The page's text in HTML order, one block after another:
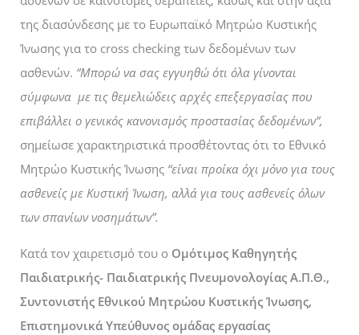
της διασύνδεσης με το Ευρωπαϊκό Μητρώο Κυστικής
Ίνωσης για το cross checking των δεδομένων των
ασθενών. “Μπορώ να σας εγγυηθώ ότι όλα γίνονται
σύμφωνα με τις θεμελιώδεις αρχές επεξεργασίας που
επιβάλλει ο γενικός κανονισμός προστασίας δεδομένων”,
σημείωσε χαρακτηριστικά προσθέτοντας ότι το Εθνικό
Μητρώο Κυστικής Ίνωσης “είναι προίκα όχι μόνο για τους
ασθενείς με Κυστική Ίνωση, αλλά για τους ασθενείς όλων
των σπανίων νοσημάτων”.
Κατά τον χαιρετισμό του ο Ομότιμος Καθηγητής
Παιδιατρικής- Παιδιατρικής Πνευμονολογίας Α.Π.Θ.,
Συντονιστής Εθνικού Μητρώου Κυστικής Ίνωσης,
Επιστημονικά Υπεύθυνος ομάδας εργασίας